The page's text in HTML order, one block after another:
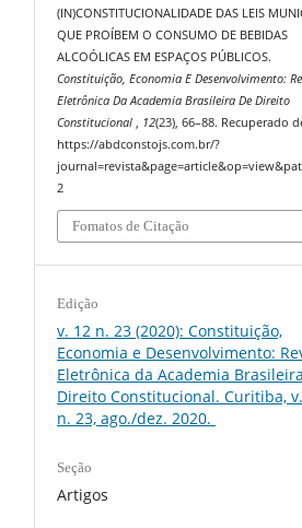
(IN)CONSTITUCIONALIDADE DAS LEIS
QUE PROÍBEM O CONSUMO DE BEBIDAS
ALCOÓLICAS EM ESPAÇOS PÚBLICOS.
Constituição, Economia E Desenvolvimento:
Eletrônica Da Academia Brasileira De Direito
Constitucional, 12(23), 66–88. Recuperado
https://abdconstojs.com.br/?
2
Fomatos de Citação
Edição
v. 12 n. 23 (2020): Constituição,
Economia e Desenvolvimento:
Eletrônica da Academia
Direito Constitucional. Curitiba,
n. 23, ago./dez. 2020.
Seção
Artigos